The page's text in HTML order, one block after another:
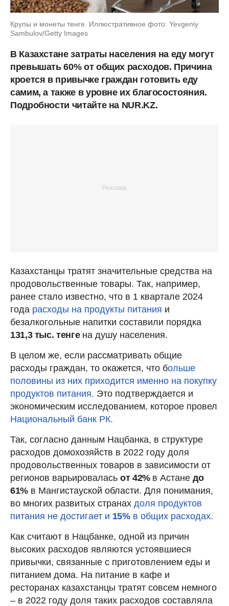
Крупы и монеты тенге. Иллюстративное фото: Yevgeniy
Sambulov/Getty Images
В Казахстане затраты населения на еду могут
превышать 60% от общих расходов. Причина
кроется в привычке граждан готовить еду
самим, а также в уровне их благосостояния.
Подробности читайте на NUR.KZ.
Казахстанцы тратят значительные средства на
продовольственные товары. Так, например,
ранее стало известно, что в 1 квартале 2024
года расходы на продукты питания и
безалкогольные напитки составили порядка
131,3 тыс. тенге на душу населения.
В целом же, если рассматривать общие
расходы граждан, то окажется, что больше
половины из них приходится именно на покупку
продуктов питания. Это подтверждается и
экономическим исследованием, которое провел
Национальный банк РК.
Так, согласно данным Нацбанка, в структуре
расходов домохозяйств в 2022 году доля
продовольственных товаров в зависимости от
регионов варьировалась от 42% в Астанедо
61%в Мангистауской области. Для понимания,
во многих развитых странах доля продуктов
питания не достигает и 15%в общих расходах.
Как считают в Нацбанке, одной из причин
высоких расходов являются устоявшиеся
привычки, связанные с приготовлением еды и
питанием дома. На питание в кафе и
ресторанах казахстанцы тратят совсем немного
– в 2022 году доля таких расходов составляла